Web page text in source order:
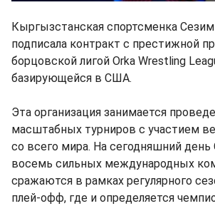
Кыргызстанская спортсменка
подписала контракт с престижной
борцовской лигой Orka Wrestling
базирующейся в США.
Эта организация занимается
масштабных турниров с участием
со всего мира. На сегодняшний день
восемь сильных международных
сражаются в рамках регулярного
плей-офф, где и определяется